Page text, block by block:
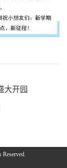
大开园